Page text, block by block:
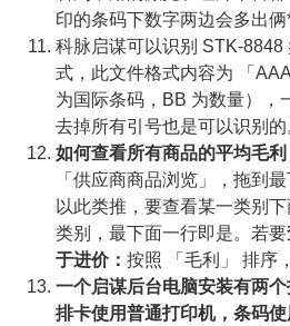
印的条码下数字两边会多出俩*
科脉启谋可以识别 STK-8848
式，此文件格式内容为 「
为国际条码，BB 为数量），
去掉所有引号也是可以识别的
如何查看所有商品的平均毛利
「供应商商品浏览」，拖到
以此类推，要查看某一类别
类别，最下面一行即是。若要
于进价： 按照 「毛利」 排序
一个启谋后台电脑安装有两
排卡使用普通打印机，条码